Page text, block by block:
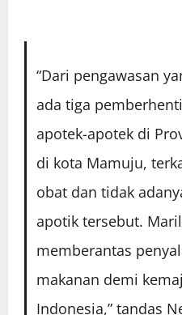
“Dari pengawasan
ada tiga
apotek-apotek di
di kota Mamuju,
obat dan tidak
apotik tersebut.
memberantas
makanan demi
Indonesia,” tandas